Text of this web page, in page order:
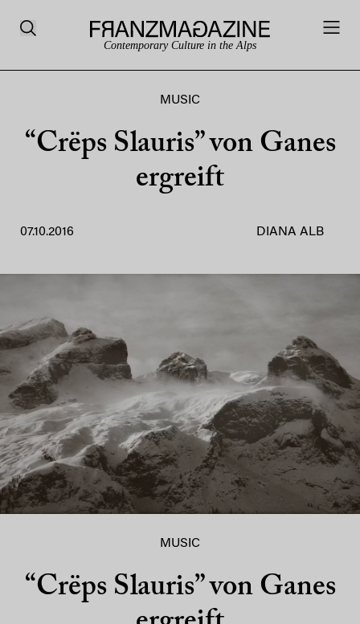
Contemporary Culture in the Alps
MUSIC
“Crëps Slauris” von Ganes
ergreift
07.10.2016 DIANA ALB
MUSIC
“Crëps Slauris” von Ganes